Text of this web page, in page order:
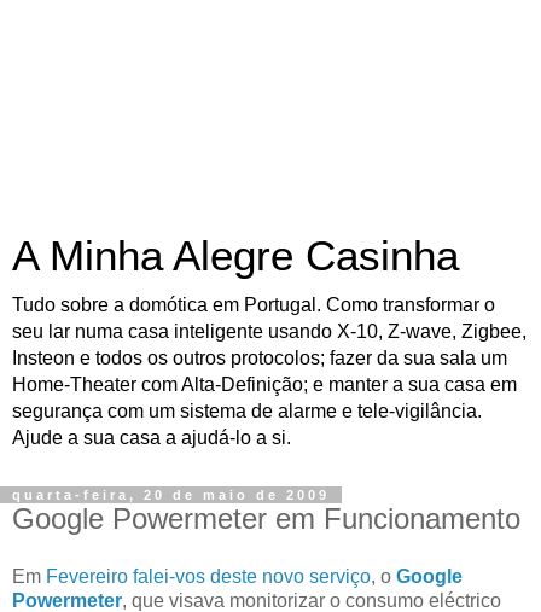
A Minha Alegre Casinha
Tudo sobre a domótica em Portugal. Como transformar o
seu lar numa casa inteligente usando X-10, Z-wave, Zigbee,
Insteon e todos os outros protocolos; fazer da sua sala um
Home-Theater com Alta-Definição; e manter a sua casa em
segurança com um sistema de alarme e tele-vigilância.
Ajude a sua casa a ajudá-lo a si.
quarta-feira, 20 de maio de 2009
Google Powermeter em Funcionamento
Em Fevereiro falei-vos deste novo serviço, o Google
Powermeter, que visava monitorizar o consumo eléctrico